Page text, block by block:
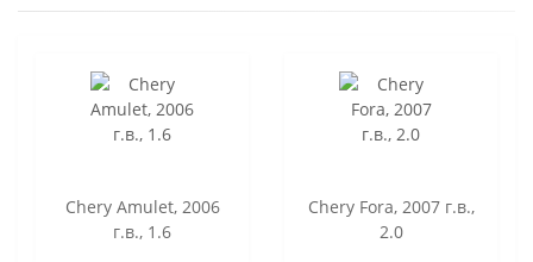
Chery Amulet, 2006
г.в., 1.6
Chery Fora, 2007 г.в.,
2.0